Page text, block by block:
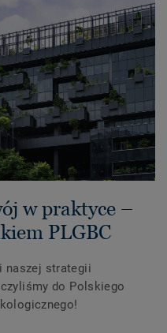
w praktyce –
PLGBC
naszej strategii
do Polskiego